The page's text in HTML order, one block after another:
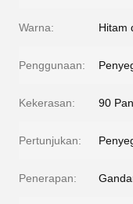
Warna: Hitam
Penggunaan:
Kekerasan: 90
Pertunjukan:
Penerapan: